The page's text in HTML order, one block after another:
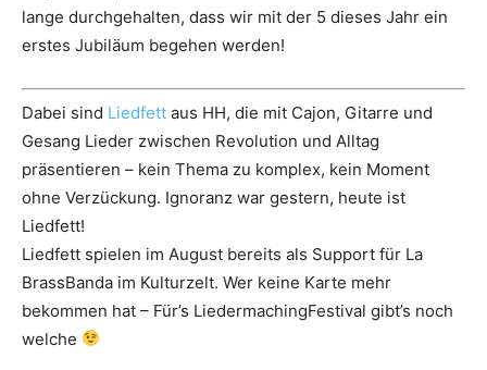
lange durchgehalten, dass wir mit der 5 dieses Jahr ein
erstes Jubiläum begehen werden!
Dabei sind Liedfett aus HH, die mit Cajon, Gitarre und
Gesang Lieder zwischen Revolution und Alltag
präsentieren – kein Thema zu komplex, kein Moment
ohne Verzückung. Ignoranz war gestern, heute ist
Liedfett!
Liedfett spielen im August bereits als Support für La
BrassBanda im Kulturzelt. Wer keine Karte mehr
bekommen hat – Für’s LiedermachingFestival gibt’s noch
welche